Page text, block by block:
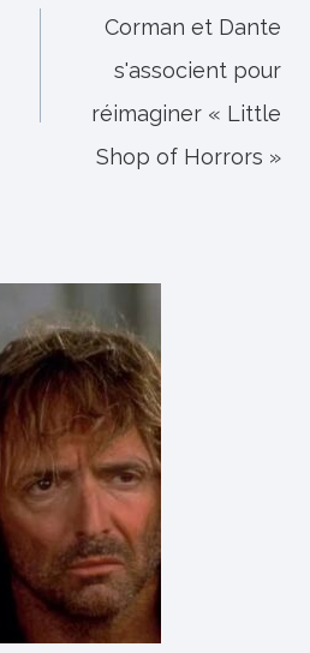
Corman et Dante
s'associent pour
réimaginer « Little
Shop of Horrors »